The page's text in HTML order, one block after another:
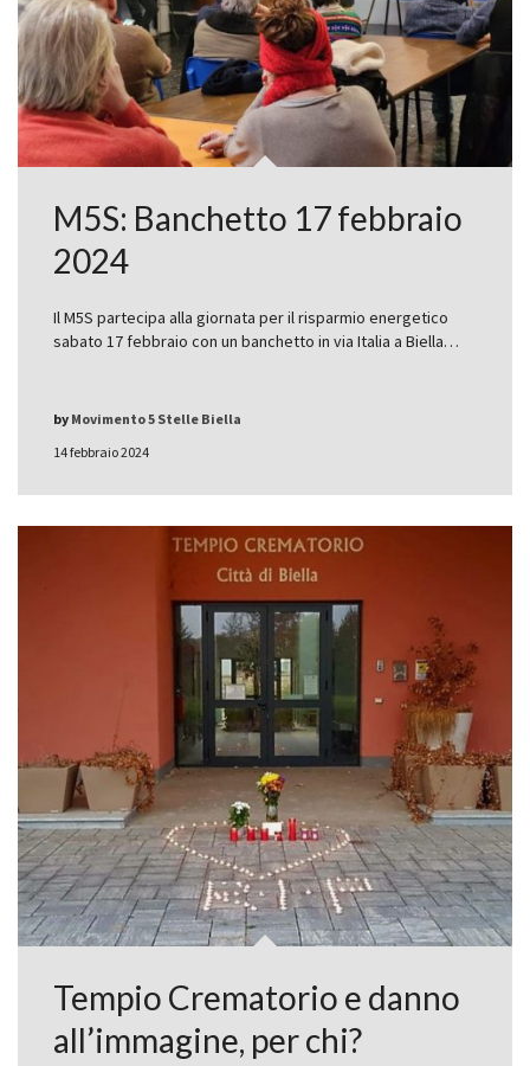
M5S: Banchetto 17 febbraio
2024
Il M5S partecipa alla giornata per il risparmio energetico
sabato 17 febbraio con un banchetto in via Italia a Biella…
14 febbraio 2024
by Movimento 5 Stelle Biella
Tempio Crematorio e danno
all’immagine, per chi?